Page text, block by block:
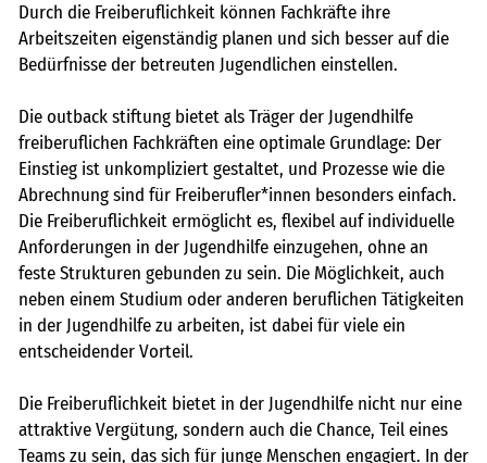
Durch die Freiberuflichkeit können Fachkräfte ihre
Arbeitszeiten eigenständig planen und sich besser auf die
Bedürfnisse der betreuten Jugendlichen einstellen.
Die outback stiftung bietet als Träger der Jugendhilfe
freiberuflichen Fachkräften eine optimale Grundlage: Der
Einstieg ist unkompliziert gestaltet, und Prozesse wie die
Abrechnung sind für Freiberufler*innen besonders einfach.
Die Freiberuflichkeit ermöglicht es, flexibel auf individuelle
Anforderungen in der Jugendhilfe einzugehen, ohne an
feste Strukturen gebunden zu sein. Die Möglichkeit, auch
neben einem Studium oder anderen beruflichen Tätigkeiten
in der Jugendhilfe zu arbeiten, ist dabei für viele ein
entscheidender Vorteil.
Die Freiberuflichkeit bietet in der Jugendhilfe nicht nur eine
attraktive Vergütung, sondern auch die Chance, Teil eines
Teams zu sein, das sich für junge Menschen engagiert. In der